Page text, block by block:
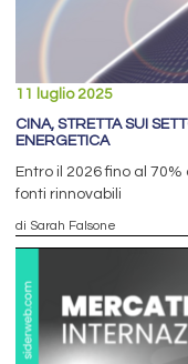
11 luglio 2025
CINA, STRETTA SUI
ENERGETICA
Entro il 2026 fino al
fonti rinnovabili
di Sarah Falsone